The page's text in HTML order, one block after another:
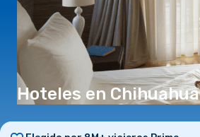
Hoteles en Chihuahua